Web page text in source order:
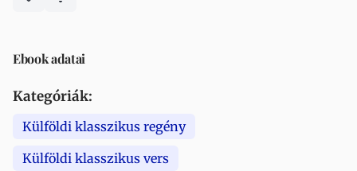
Ebook adatai
Kategóriák:
Külföldi klasszikus regény
Külföldi klasszikus vers